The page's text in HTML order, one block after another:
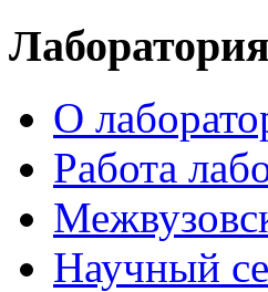
Лаборатория
О
Работа
Научный